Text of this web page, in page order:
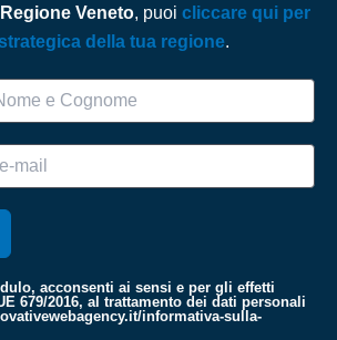
Veneto, puoi cliccare qui per
della tua regione.
acconsenti ai sensi e per gli effetti
679/2016, al trattamento dei dati personali
informativa-sulla-